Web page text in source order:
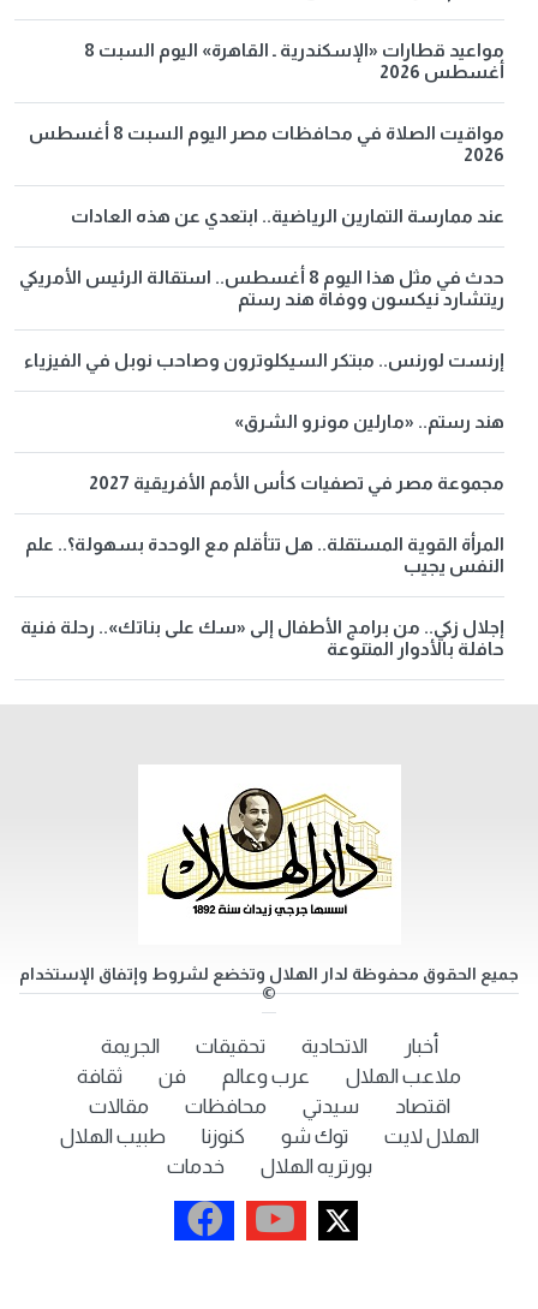
مواعيد قطارات «الإسكندرية ـ القاهرة» اليوم السبت 8
أغسطس 2026
مواقيت الصلاة في محافظات مصر اليوم السبت 8 أغسطس
2026
عند ممارسة التمارين الرياضية.. ابتعدي عن هذه العادات
حدث في مثل هذا اليوم 8 أغسطس.. استقالة الرئيس الأمريكي
ريتشارد نيكسون ووفاة هند رستم
إرنست لورنس.. مبتكر السيكلوترون وصاحب نوبل في الفيزياء
هند رستم.. «مارلين مونرو الشرق»
مجموعة مصر في تصفيات كأس الأمم الأفريقية 2027
المرأة القوية المستقلة.. هل تتأقلم مع الوحدة بسهولة؟.. علم
النفس يجيب
إجلال زكي.. من برامج الأطفال إلى «سك على بناتك».. رحلة فنية
حافلة بالأدوار المتنوعة
جميع الحقوق محفوظة لدار الهلال وتخضع لشروط وإتفاق الإستخدام
©
أخبار الاتحادية تحقيقات
الجريمة
ملاعب الهلال
عرب وعالم فن
ثقافة
اقتصاد
سيدتي محافظات
مقالات
الهلال لايت
توك شو كنوزنا
طبيب الهلال
بورتريه الهلال
خدمات